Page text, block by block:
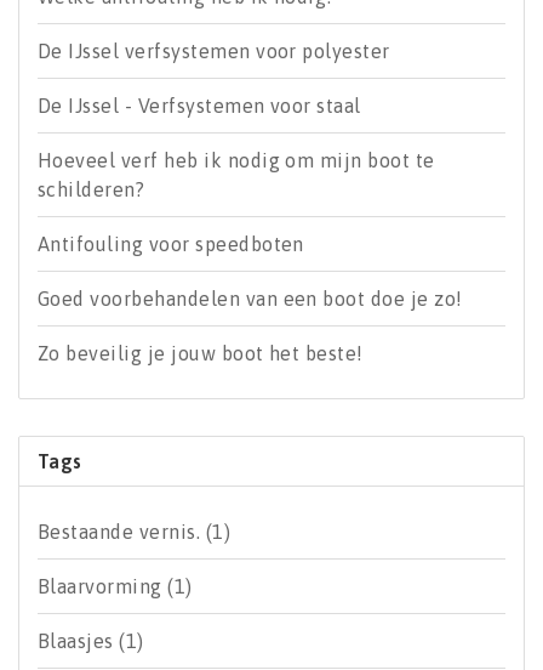
De IJssel verfsystemen voor polyester
De IJssel - Verfsystemen voor staal
Hoeveel verf heb ik nodig om mijn boot te
schilderen?
Antifouling voor speedboten
Goed voorbehandelen van een boot doe je zo!
Zo beveilig je jouw boot het beste!
Tags
Bestaande vernis. (1)
Blaarvorming(1)
Blaasjes(1)